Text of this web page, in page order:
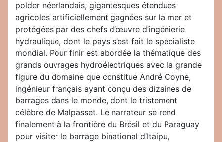
polder néerlandais, gigantesques étendues
agricoles artificiellement gagnées sur la mer et
protégées par des chefs d’œuvre d’ingénierie
hydraulique, dont le pays s’est fait le spécialiste
mondial. Pour finir est abordée la thématique des
grands ouvrages hydroélectriques avec la grande
figure du domaine que constitue André Coyne,
ingénieur français ayant conçu des dizaines de
barrages dans le monde, dont le tristement
célèbre de Malpasset. Le narrateur se rend
finalement à la frontière du Brésil et du Paraguay
pour visiter le barrage binational d’Itaipu,